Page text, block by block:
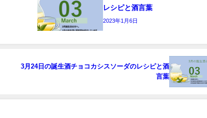
レシピと酒言葉
2023年1月6日
3月24日の誕生酒チョコカシスソーダのレシピと酒
言葉